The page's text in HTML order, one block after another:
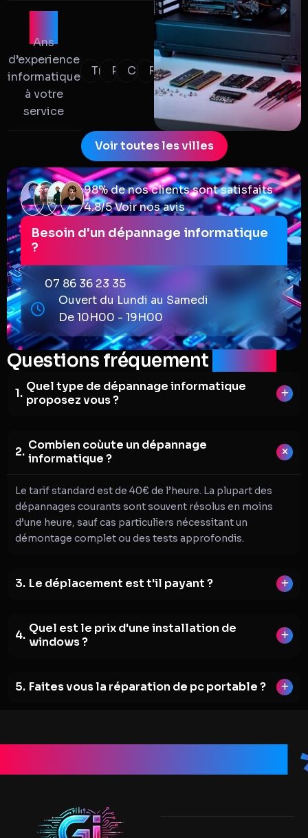
Ans
d’experience
informatique
à votre
service
Transparence
Proximité
Compétences
Réactivité
Voir toutes les villes
98% de nos clients sont satisfaits
4.8/5Voir nos avis
Besoin d'un dépannage informatique
?
07 86 36 23 35
Ouvert du Lundi au Samedi
De 10H00 - 19H00
Questions fréquement
Quel type de dépannage informatique
proposez vous ?
Combien coùute un dépannage
informatique ?
Le tarif standard est de 40€ de l’heure. La plupart des
dépannages courants sont souvent résolus en moins
d’une heure, sauf cas particuliers nécessitant un
démontage complet ou des tests approfondis.
Le déplacement est t'il payant ?
Quel est le prix d'une installation de
windows ?
Faites vous la réparation de pc portable ?